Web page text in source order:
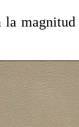
la